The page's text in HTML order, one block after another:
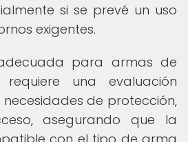
si se prevé un uso
exigentes.
para armas de
una evaluación
de protección,
asegurando que la